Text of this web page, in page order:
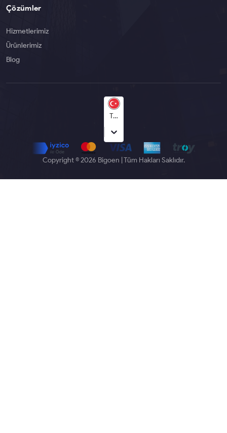
Çözümler
Hizmetlerimiz
Ürünlerimiz
Blog
Copyright © 2026 Bigoen | Tüm Hakları Saklıdır.
Türkçe